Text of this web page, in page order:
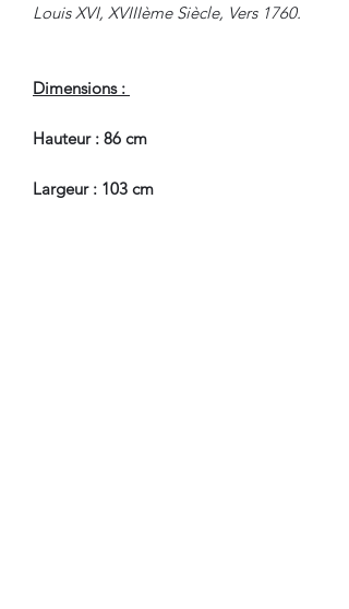
Louis XVI, XVIIIème Siècle, Vers 1760.
Dimensions :
Hauteur : 86 cm
Largeur : 103 cm